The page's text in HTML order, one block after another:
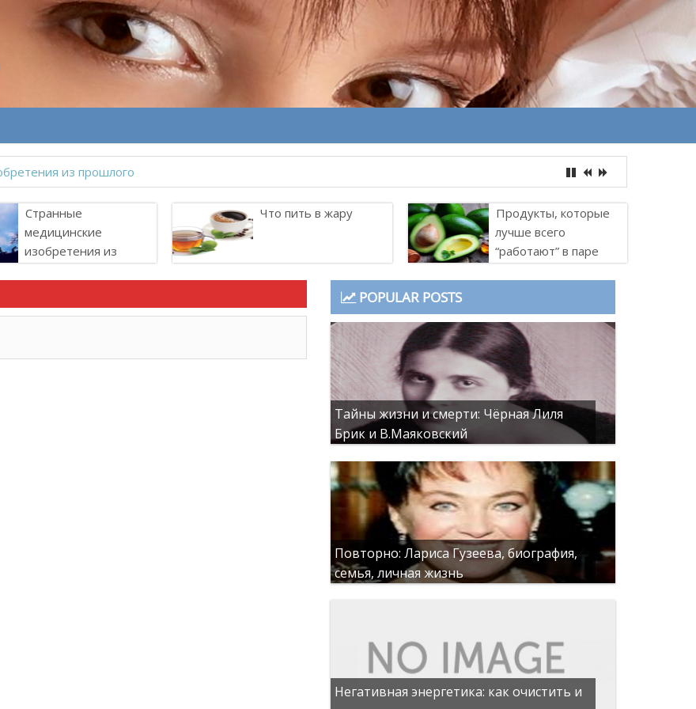
Странные
медицинские
изобретения из
Что пить в жару
Продукты, которые
лучше всего
“работают” в паре
POPULAR POSTS
Тайны жизни и смерти: Чёрная Лиля
Брик и В.Маяковский
Повторно: Лариса Гузеева, биография,
семья, личная жизнь
Негативная энергетика: как очистить и